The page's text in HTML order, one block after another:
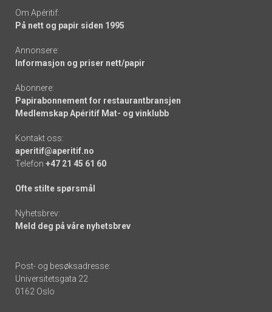
Om Apéritif:
På nett og papir siden 1995
Annonsere:
Informasjon og priser nett/papir
Abonnere:
Papirabonnement for restaurantbransjen
Medlemskap Apéritif Mat- og vinklubb
Kontakt oss:
aperitif@aperitif.no
Telefon +47 21 45 61 60
Ofte stilte spørsmål
Nyhetsbrev:
Meld deg på våre nyhetsbrev
Post- og besøksadresse:
Universitetsgata 22
0162 Oslo